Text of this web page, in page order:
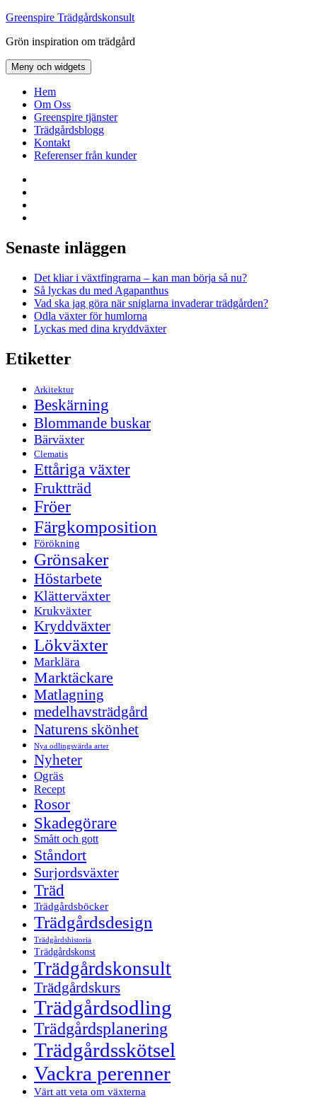
Hoppa
innehåll
Greenspire Trädgårdskonsult
Grön inspiration om trädgård
Meny och widgets
Hem
Om Oss
Greenspire tjänster
Trädgårdsblogg
Kontakt
Referenser från kunder
Senaste inläggen
Det kliar i växtfingrarna – kan man börja så nu?
Så lyckas du med Agapanthus
Vad ska jag göra när sniglarna invaderar trädgården?
Odla växter för humlorna
Lyckas med dina kryddväxter
Etiketter
Arkitektur
Beskärning
Blommande buskar
Bärväxter
Clematis
Ettåriga växter
Fruktträd
Fröer
Färgkomposition
Förökning
Grönsaker
Höstarbete
Klätterväxter
Krukväxter
Kryddväxter
Lökväxter
Marklära
Marktäckare
Matlagning
medelhavsträdgård
Naturens skönhet
Nya odlingsvärda arter
Nyheter
Ogräs
Recept
Rosor
Skadegörare
Smått och gott
Ståndort
Surjordsväxter
Träd
Trädgårdsböcker
Trädgårdsdesign
Trädgårdshistoria
Trädgårdskonst
Trädgårdskonsult
Trädgårdskurs
Trädgårdsodling
Trädgårdsplanering
Trädgårdsskötsel
Vackra perenner
Värt att veta om växterna